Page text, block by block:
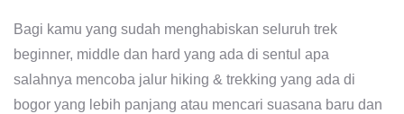
Bagi kamu yang sudah menghabiskan seluruh trek
beginner, middle dan hard yang ada di sentul apa
salahnya mencoba jalur hiking & trekking yang ada di
bogor yang lebih panjang atau mencari suasana baru dan